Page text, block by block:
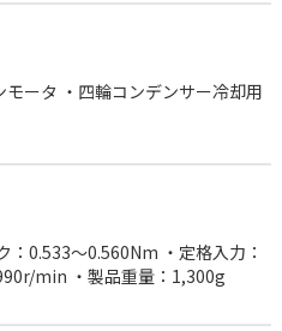
ータ ・四輪コンデンサー冷却用
：0.533～0.560Nm ・定格入力：
min ・製品重量：1,300g